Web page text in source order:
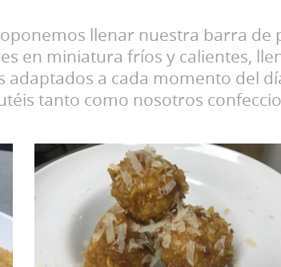
llenar nuestra barra de
en miniatura fríos y calientes,
a cada momento del
tanto como nosotros